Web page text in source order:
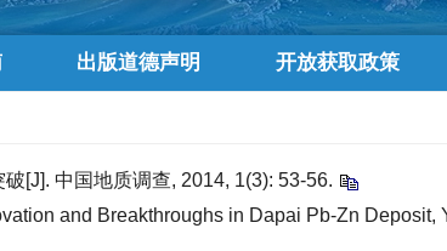
出版道德声明 开放获取政策
[J]. 中国地质调查, 2014, 1(3): 53-56.
and Breakthroughs in Dapai Pb-Zn Deposit,